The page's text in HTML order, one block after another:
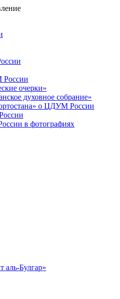
очерки»
духовное собрание»
о ЦДУМ России
в фотографиях
аль-Булгар»